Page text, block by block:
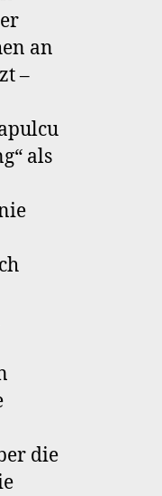
an
–
als
die